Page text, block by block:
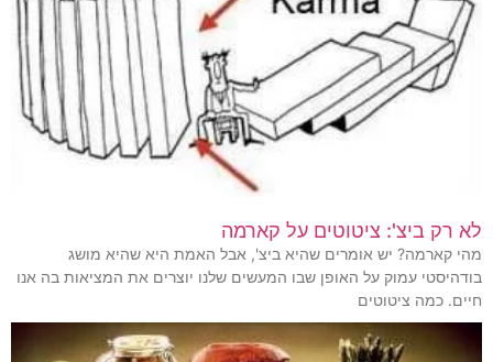
לא רק ביצ': ציטוטים על קארמה
מהי קארמה? יש אומרים שהיא ביצ', אבל האמת היא שהיא מושג
בודהיסטי עמוק על האופן שבו המעשים שלנו יוצרים את המציאות בה אנו
חיים. כמה ציטוטים